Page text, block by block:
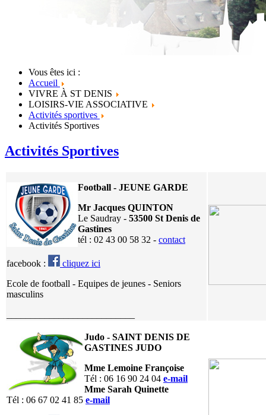
Vous êtes ici :
Accueil
VIVRE À ST DENIS
LOISIRS-VIE ASSOCIATIVE
Activités sportives
Activités Sportives
Activités Sportives
Football - JEUNE GARDE
Mr Jacques QUINTON
Le Saudray - 53500 St Denis de
Gastines
tél : 02 43 00 58 32 - contact
facebook :
cliquez ici
Ecole de football - Equipes de jeunes - Seniors
masculins
Judo - SAINT DENIS DE
GASTINES JUDO
Mme Lemoine Françoise
Tél : 06 16 90 24 04 e-mail
Mme Sarah Quinette
Tél : 06 67 02 41 85 e-mail